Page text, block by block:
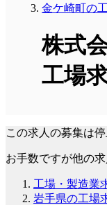
金ケ崎町の
株式
工場
この求人の募集は停
お手数ですが他の
工場・製造業
岩手県の工場